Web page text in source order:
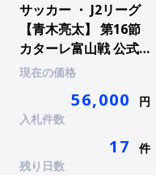
サッカー ・ J2リーグ
【青木亮太】 第16節
カターレ富山戦 公式試
合球（実使用・直筆サ
現在の価格
56,000
円
入札件数
17
件
残り日数